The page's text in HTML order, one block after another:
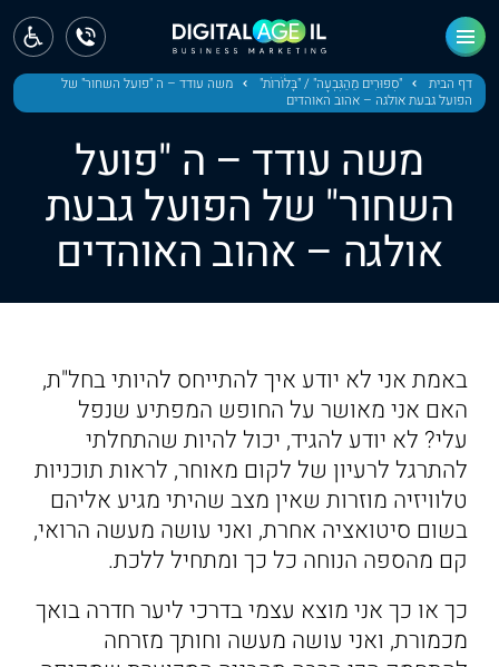
דף הבית "סִפּוּרִים מֵהַגִּבְעָה" / "בָּלֹוֹרוֹת"
משה עודד – ה "פועל השחור" של
הפועל גבעת אולגה – אהוב האוהדים
משה עודד – ה "פועל
השחור" של הפועל גבעת
אולגה – אהוב האוהדים
באמת אני לא יודע איך להתייחס להיותי בחל"ת,
האם אני מאושר על החופש המפתיע שנפל
עלי? לא יודע להגיד, יכול להיות שהתחלתי
להתרגל לרעיון של לקום מאוחר, לראות תוכניות
טלוויזיה מוזרות שאין מצב שהיתי מגיע אליהם
בשום סיטואציה אחרת, ואני עושה מעשה הרואי,
קם מהספה הנוחה כל כך ומתחיל ללכת.
כך או כך אני מוצא עצמי בדרכי ליער חדרה בואך
מכמורת, ואני עושה מעשה וחותך מזרחה
ראשי
חדשות
מחוז חיפה
מחוז מרכז
תל אביב